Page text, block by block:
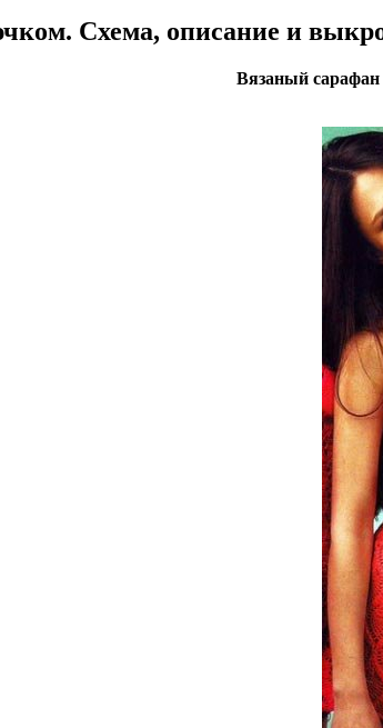
Схема, описание и
Вязаный